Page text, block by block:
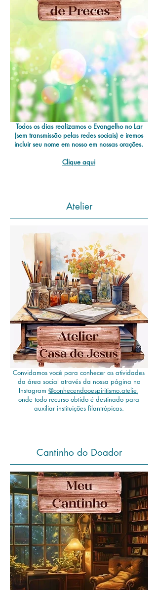
Todos os dias realizamos o Evangelho no Lar
(sem transmissão pelas redes sociais) e iremos
incluir seu nome em nosso em nossas orações.
Clique aqui
Atelier
Convidamos você para conhecer as atividades
da área social através da nossa página no
Instagram @conhecendooespiritismo.atelie,
onde todo recurso obtido é destinado para
auxiliar instituições filantrópicas.
Cantinho do Doador